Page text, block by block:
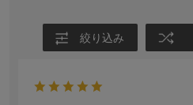
絞り込み